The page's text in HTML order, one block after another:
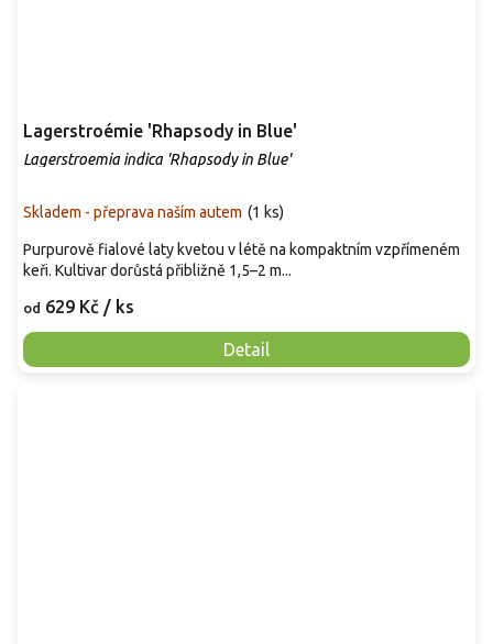
Lagerstroémie 'Rhapsody in Blue'
Lagerstroemia indica 'Rhapsody in Blue'
Skladem - přeprava naším autem (1 ks)
od 629 Kč / ks
Detail
Purpurově fialové laty kvetou v létě na kompaktním vzpřímeném
keři. Kultivar dorůstá přibližně 1,5–2 m...